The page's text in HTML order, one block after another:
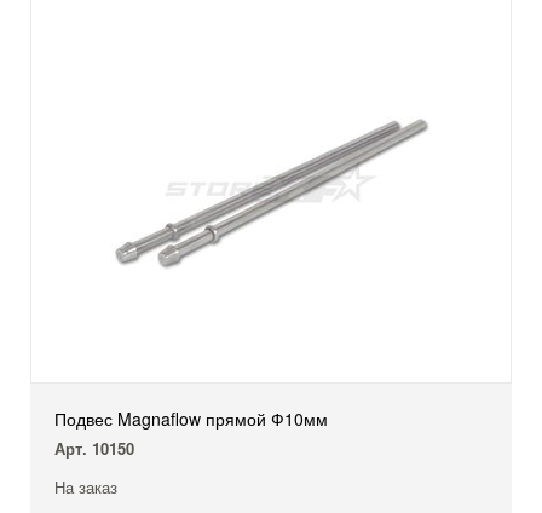
Подвес Magnaflow прямой Ф10мм
Арт. 10150
На заказ